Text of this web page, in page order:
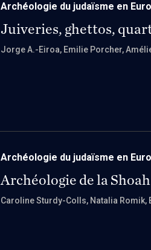
Archéologie du judaïsme en
Juiveries, ghettos,
Jorge A.-Eiroa, Emilie Porcher,
Archéologie du judaïsme en
Archéologie de la Shoah
Caroline Sturdy-Colls, Natalia Romik,